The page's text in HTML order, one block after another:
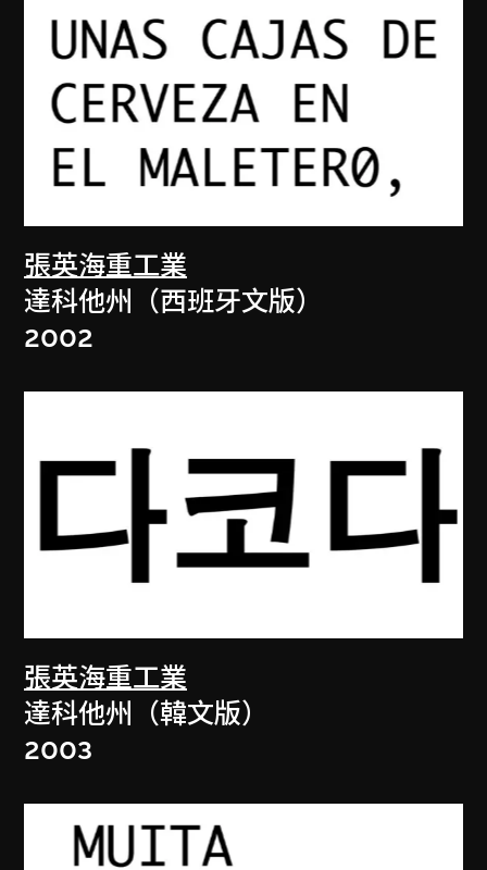
張英海重工業
達科他州（西班牙文版）
2002
張英海重工業
達科他州（韓文版）
2003